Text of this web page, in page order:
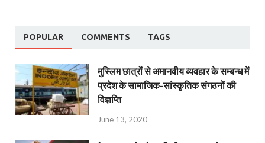
POPULAR COMMENTS TAGS
मुस्लिम छात्रों से अमानवीय व्यवहार के सम्बन्ध में
प्रदेश के सामाजिक-सांस्कृतिक संगठनों की
विज्ञप्ति
June 13, 2020